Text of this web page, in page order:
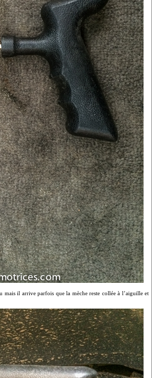
mais il arrive parfois que la mèche reste collée à l’aiguille et